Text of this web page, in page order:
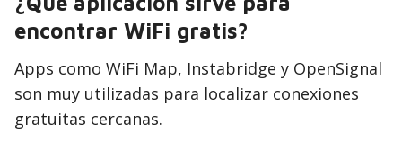
encontrar WiFi gratis?
Apps como WiFi Map, Instabridge y OpenSignal
son muy utilizadas para localizar conexiones
gratuitas cercanas.